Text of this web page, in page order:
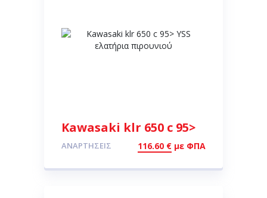
Kawasaki klr 650 c 95>
YSS ελατήρια
πιρουνιού
ΑΝΑΡΤΉΣΕΙΣ 116.60 € με ΦΠΑ